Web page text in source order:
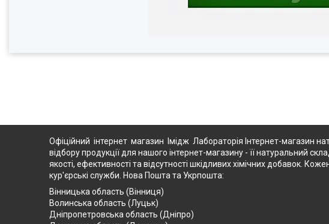
Офіційний інтернет магазин Імідж Лабораторія Інтернет-магазин
відбору продукції для нашого інтернет-магазину - її натуральний
якості, ефективності та відсутності шкідливих хімічних добавок.
кур'єрські служби. Нова Пошта та Укрпошта:
Вінницька область (Вінниця)
Волинська область (Луцьк)
Дніпропетровська область (Дніпро)